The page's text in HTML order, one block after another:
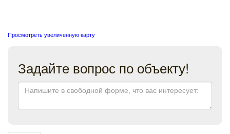
Просмотреть увеличенную карту
Задайте вопрос по объекту!